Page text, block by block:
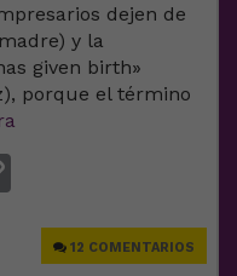
dejen de
y la
given birth»
porque el término
12 COMENTARIOS